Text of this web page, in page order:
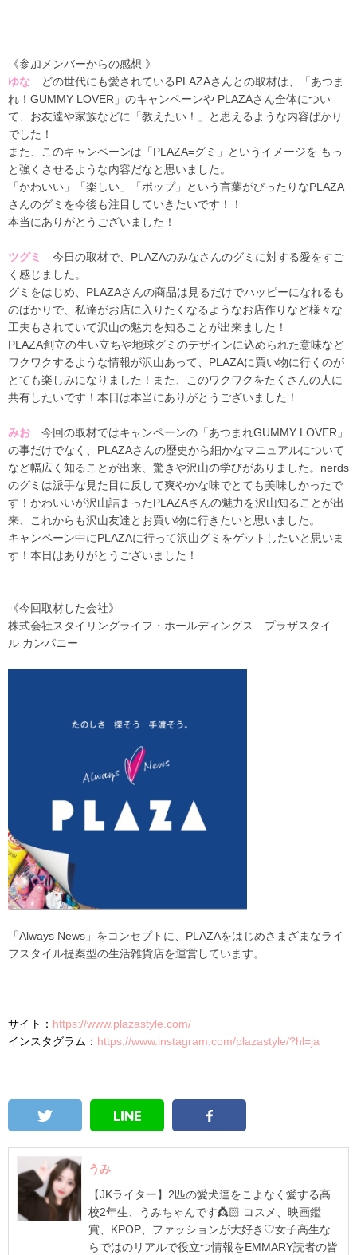
《参加メンバーからの感想 》
ゆな どの世代にも愛されているPLAZAさんとの取材は、「あつま
れ！GUMMY LOVER」のキャンペーンや PLAZAさん全体につい
て、お友達や家族などに「教えたい！」と思えるような内容ばかり
でした！
また、このキャンペーンは「PLAZA=グミ」というイメージを もっ
と強くさせるような内容だなと思いました。
「かわいい」「楽しい」「ポップ」という言葉がぴったりなPLAZA
さんのグミを今後も注目していきたいです！！
本当にありがとうございました！
ツグミ
今日の取材で、PLAZAのみなさんのグミに対する愛をすご
く感じました。
グミをはじめ、PLAZAさんの商品は見るだけでハッピーになれるも
のばかりで、私達がお店に入りたくなるようなお店作りなど様々な
工夫もされていて沢山の魅力を知ることが出来ました！
PLAZA創立の生い立ちや地球グミのデザインに込められた意味など
ワクワクするような情報が沢山あって、PLAZAに買い物に行くのが
とても楽しみになりました！また、このワクワクをたくさんの人に
共有したいです！本日は本当にありがとうございました！
みお 今回の取材ではキャンペーンの「あつまれGUMMY LOVER」
の事だけでなく、PLAZAさんの歴史から細かなマニュアルについて
など幅広く知ることが出来、驚きや沢山の学びがありました。nerds
のグミは派手な見た目に反して爽やかな味でとても美味しかったで
す！かわいいが沢山詰まったPLAZAさんの魅力を沢山知ることが出
来、これからも沢山友達とお買い物に行きたいと思いました。
キャンペーン中にPLAZAに行って沢山グミをゲットしたいと思いま
す！本日はありがとうございました！
《今回取材した会社》
株式会社スタイリングライフ・ホールディングス プラザスタイ
ル カンパニー
「Always News」をコンセプトに、PLAZAをはじめさまざまなライ
フスタイル提案型の生活雑貨店を運営しています。
サイト： https://www.plazastyle.com/
インスタグラム： https://www.instagram.com/plazastyle/?hl=ja
うみ
【JKライター】2匹の愛犬達をこよなく愛する高
校2年生、うみちゃんです👸🏻 コスメ、映画鑑
賞、KPOP、ファッションが大好き♡女子高生な
らではのリアルで役立つ情報をEMMARY読者の皆